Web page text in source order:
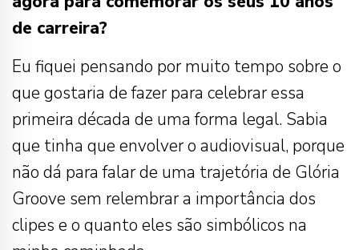
de carreira?
Eu fiquei pensando por muito tempo sobre o
que gostaria de fazer para celebrar essa
primeira década de uma forma legal. Sabia
que tinha que envolver o audiovisual, porque
não dá para falar de uma trajetória de Glória
Groove sem relembrar a importância dos
clipes e o quanto eles são simbólicos na